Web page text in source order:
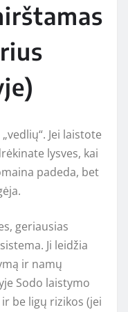
Jei laistote
lysves, kai
padeda, bet
geriausias
Ji leidžia
ir namų
Sodo laistymo
be ligų rizikos (jei